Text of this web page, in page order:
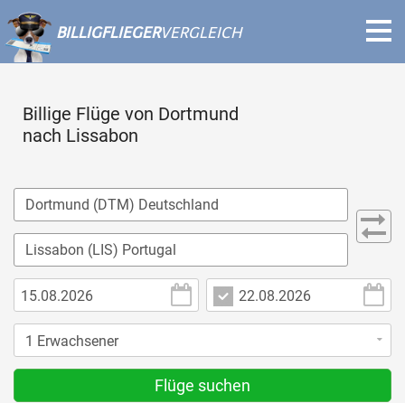
BILLIGFLIEGERVERGLEICH
Billige Flüge von Dortmund
nach Lissabon
Flüge suchen